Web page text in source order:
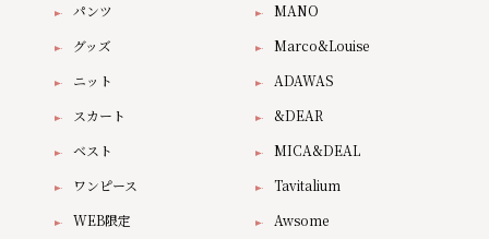
パンツ
グッズ
ニット
スカート
ベスト
ワンピース
WEB限定
MANO
Marco&Louise
ADAWAS
&DEAR
MICA&DEAL
Tavitalium
Awsome